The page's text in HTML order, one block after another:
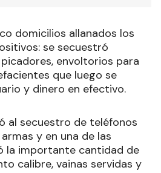
domicilios allanados los
se secuestró
envoltorios para
que luego se
y dinero en efectivo.
al secuestro de teléfonos
y en una de las
la importante cantidad de
calibre, vainas servidas y